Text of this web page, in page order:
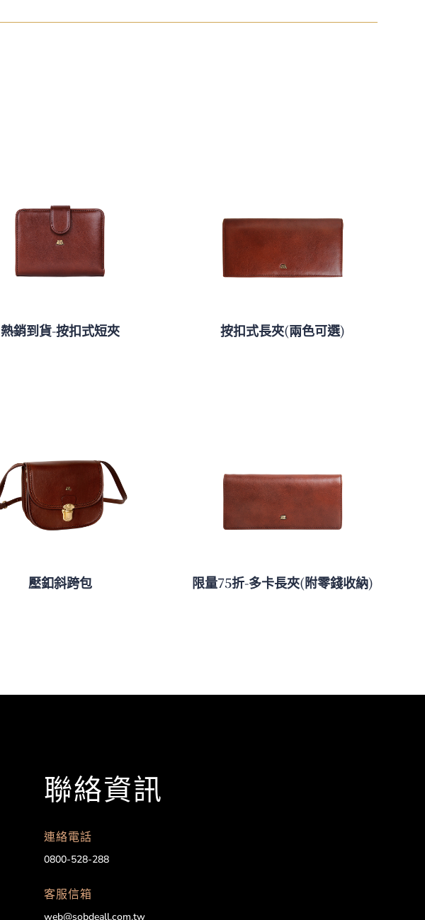
熱銷到貨-按扣式短夾 按扣式長夾(兩色可選)
壓釦斜跨包 限量75折-多卡長夾(附零錢收納)
聯絡資訊
連絡電話
0800-528-288
客服信箱
web@sobdeall.com.tw